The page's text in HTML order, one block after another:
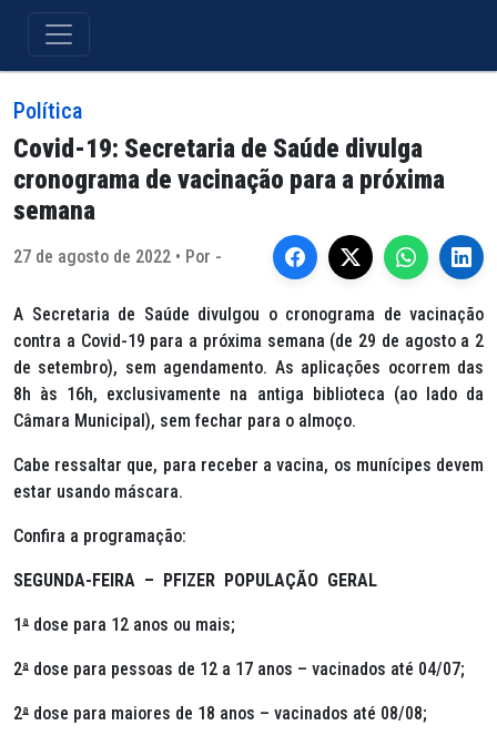
Política
Covid-19: Secretaria de Saúde divulga
cronograma de vacinação para a próxima
semana
27 de agosto de 2022 • Por -
A Secretaria de Saúde divulgou o cronograma de vacinação
contra a Covid-19 para a próxima semana (de 29 de agosto a 2
de setembro), sem agendamento. As aplicações ocorrem das
8h às 16h, exclusivamente na antiga biblioteca (ao lado da
Câmara Municipal), sem fechar para o almoço.
Cabe ressaltar que, para receber a vacina, os munícipes devem
estar usando máscara.
Confira a programação:
SEGUNDA-FEIRA – PFIZER POPULAÇÃO GERAL
1ª dose para 12 anos ou mais;
2ª dose para pessoas de 12 a 17 anos – vacinados até 04/07;
2ª dose para maiores de 18 anos – vacinados até 08/08;